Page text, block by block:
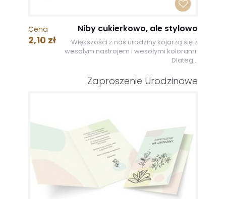
Cena
2,10 zł
Niby cukierkowo, ale stylowo
Większości z nas urodziny kojarzą się z
wesołym nastrojem i wesołymi kolorami.
Dlateg...
Zaproszenie Urodzinowe